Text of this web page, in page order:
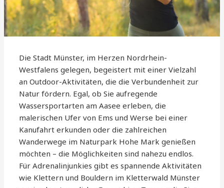
Die Stadt Münster, im Herzen Nordrhein-
Westfalens gelegen, begeistert mit einer Vielzahl
an Outdoor-Aktivitäten, die die Verbundenheit zur
Natur fördern. Egal, ob Sie aufregende
Wassersportarten am Aasee erleben, die
malerischen Ufer von Ems und Werse bei einer
Kanufahrt erkunden oder die zahlreichen
Wanderwege im Naturpark Hohe Mark genießen
möchten – die Möglichkeiten sind nahezu endlos.
Für Adrenalinjunkies gibt es spannende Aktivitäten
wie Klettern und Bouldern im Kletterwald Münster